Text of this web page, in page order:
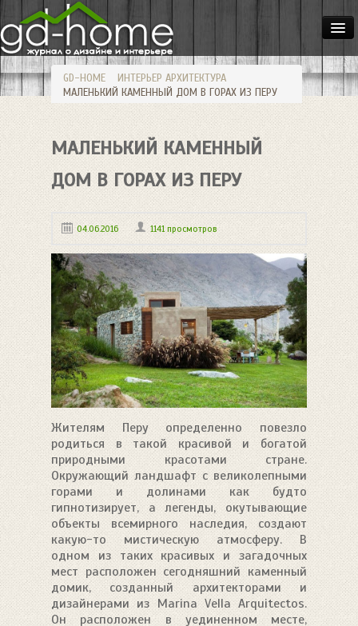
ДОМА
КВАРТИРЫ
ИНТЕРЬЕР
СТИЛИ
МЕБЕЛЬ
ОСВЕЩЕНИЕ
САД
HANDMADE
GD-HOME ИНТЕРЬЕР АРХИТЕКТУРА
МАЛЕНЬКИЙ КАМЕННЫЙ ДОМ В ГОРАХ ИЗ ПЕРУ
МАЛЕНЬКИЙ КАМЕННЫЙ
ДОМ В ГОРАХ ИЗ ПЕРУ
04.06.2016 1141 просмотров
Жителям Перу определенно повезло
родиться в такой красивой и богатой
природными красотами стране.
Окружающий ландшафт с великолепными
горами и долинами как будто
гипнотизирует, а легенды, окутывающие
объекты всемирного наследия, создают
какую-то мистическую атмосферу. В
одном из таких красивых и загадочных
мест расположен сегодняшний каменный
домик, созданный архитекторами и
дизайнерами из Marina Vella Arquitectos.
Он расположен в уединенном месте,